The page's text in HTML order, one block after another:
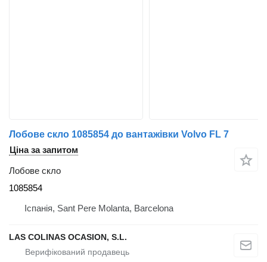
Лобове скло 1085854 до вантажівки Volvo FL 7
Ціна за запитом
Лобове скло
1085854
Іспанія, Sant Pere Molanta, Barcelona
LAS COLINAS OCASION, S.L.